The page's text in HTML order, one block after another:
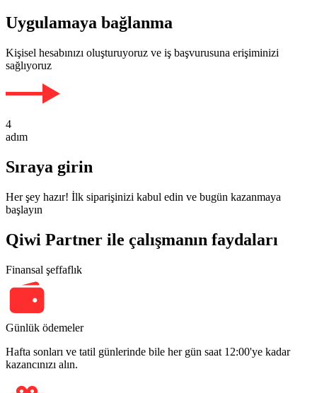
Uygulamaya bağlanma
Kişisel hesabınızı oluşturuyoruz ve iş başvurusuna erişiminizi
sağlıyoruz
4
adım
Sıraya girin
Her şey hazır! İlk siparişinizi kabul edin ve bugün kazanmaya
başlayın
Qiwi Partner ile çalışmanın faydaları
Finansal şeffaflık
Günlük ödemeler
Hafta sonları ve tatil günlerinde bile her gün saat 12:00'ye kadar
kazancınızı alın.